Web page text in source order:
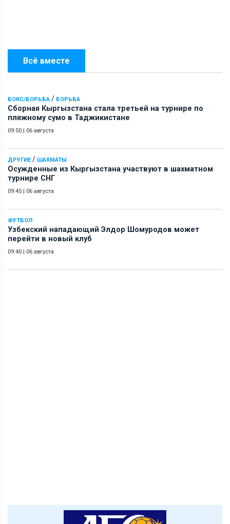
Всё вместе
БОКС/БОРЬБА / БОРЬБА
Сборная Кыргызстана стала третьей на турнире по
пляжному сумо в Таджикистане
09:50 06 августа
ДРУГИЕ/ ШАХМАТЫ
Осужденные из Кыргызстана участвуют в шахматном
турнире СНГ
09:45 06 августа
ФУТБОЛ
Узбекский нападающий Элдор Шомуродов может
перейти в новый клуб
09:40 06 августа